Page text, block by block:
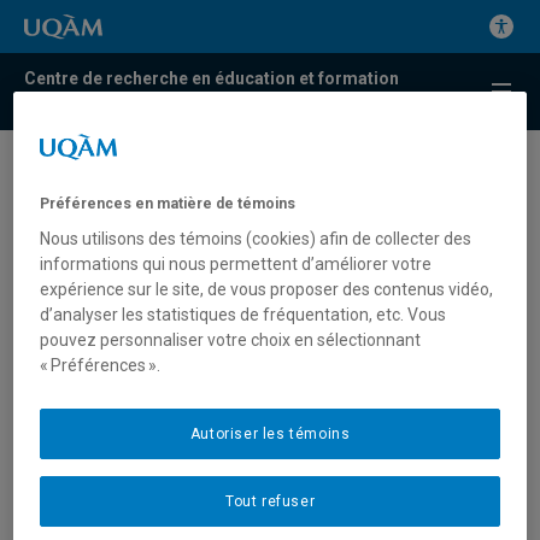
Centre de recherche en éducation et formation
recherche dirigé par Carine
Villemagne « ERE et
alphabétisation des adultes :
Quels possibles ? »
23 juin 2015 – Publication du Rapport de recherche
dirigé par Carine Villemagne « ERE et alphabétisation
des adultes : Quels possibles ? »
Préférences en matière de témoins
Nous utilisons des témoins (cookies) afin de collecter des
informations qui nous permettent d’améliorer votre
expérience sur le site, de vous proposer des contenus vidéo,
d’analyser les statistiques de fréquentation, etc. Vous
pouvez personnaliser votre choix en sélectionnant
« Préférences ».
Tout refuser
Autoriser les témoins